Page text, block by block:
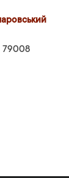
79008